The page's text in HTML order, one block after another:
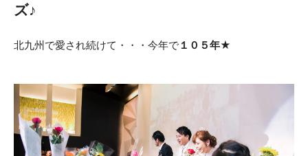
ズ♪
北九州で愛され続けて・・・今年で１０５年★